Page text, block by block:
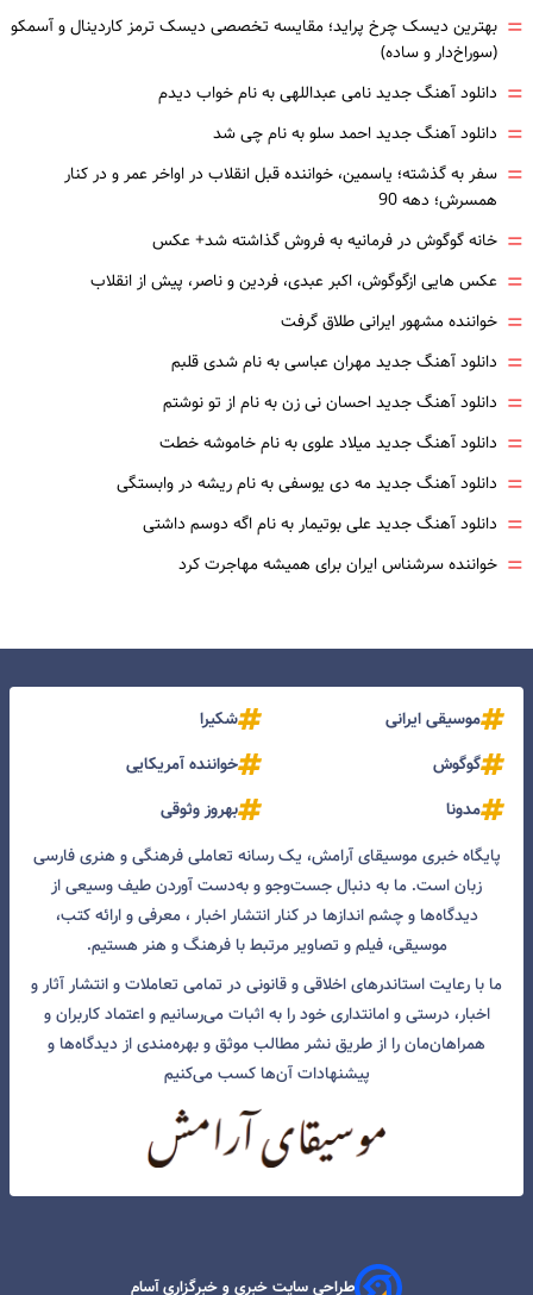
= بهترین دیسک چرخ پراید؛ مقایسه تخصصی دیسک ترمز کاردینال و آسمکو
(سوراخ‌دار و ساده)
= دانلود آهنگ جدید نامی عبداللهی به نام خواب دیدم
= دانلود آهنگ جدید احمد سلو به نام چی شد
= سفر به گذشته؛ یاسمین، خواننده قبل انقلاب در اواخر عمر و در کنار
همسرش؛ دهه 90
= خانه گوگوش در فرمانیه به فروش گذاشته شد+ عکس
= عکس هایی ازگوگوش، اکبر عبدی، فردین و ناصر، پیش از انقلاب
= خواننده مشهور ایرانی طلاق گرفت
= دانلود آهنگ جدید مهران عباسی به نام شدی قلبم
= دانلود آهنگ جدید احسان نی زن به نام از تو نوشتم
= دانلود آهنگ جدید میلاد علوی به نام خاموشه خطت
= دانلود آهنگ جدید مه دی یوسفی به نام ریشه در وابستگی
= دانلود آهنگ جدید علی بوتیمار به نام اگه دوسم داشتی
= خواننده سرشناس ایران برای همیشه مهاجرت کرد
موسیقی ایرانی
شکیرا
گوگوش
خواننده آمریکایی
مدونا
بهروز وثوقی
پایگاه خبری موسیقای آرامش، یک رسانه تعاملی فرهنگی و هنری فارسی
زبان است. ما به دنبال جست‌و‌جو و به‌دست آوردن طیف وسیعی از
دیدگاه‌ها و چشم انداز‌ها در کنار انتشار اخبار ، معرفی و ارائه کتب،
موسیقی، فیلم و تصاویر مرتبط با فرهنگ و هنر هستیم.
ما با رعایت استاندرهای اخلاقی و قانونی در تمامی تعاملات و انتشار آثار و
اخبار، درستی و امانتداری خود را به اثبات می‌رسانیم و اعتماد کاربران و
همراهان‌مان را از طریق نشر مطالب موثق و بهره‌مندی از دیدگاه‌ها و
پیشنهادات آن‌ها کسب می‌کنیم
طراحی سایت خبری و خبرگزاری آسام